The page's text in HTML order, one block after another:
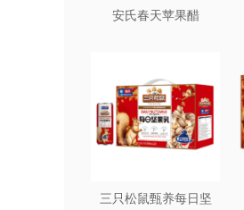
安氏春天苹果醋
三只松鼠甄养每日坚